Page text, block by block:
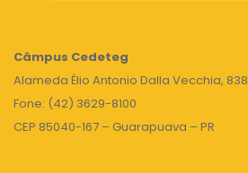
Câmpus Cedeteg
Alameda Élio Antonio Dalla Vecchia, 838
Fone: (42) 3629-8100
CEP 85040-167 – Guarapuava – PR